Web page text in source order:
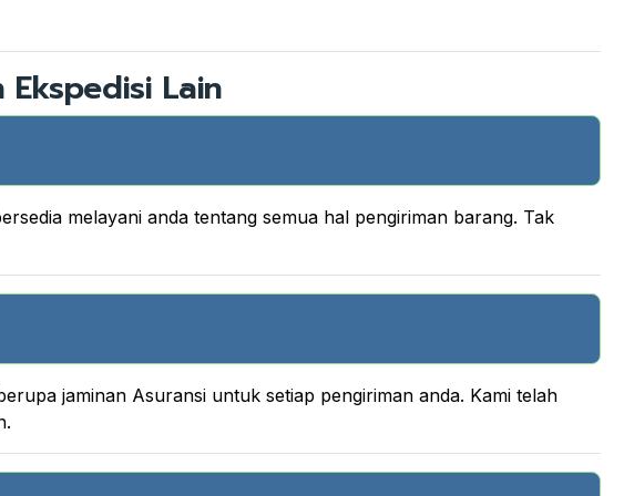
Lain
melayani anda tentang semua hal pengiriman barang. Tak
jaminan Asuransi untuk setiap pengiriman anda. Kami telah